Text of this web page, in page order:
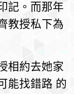
記。而那年
教授私下為
相約去她家
能找錯路 的